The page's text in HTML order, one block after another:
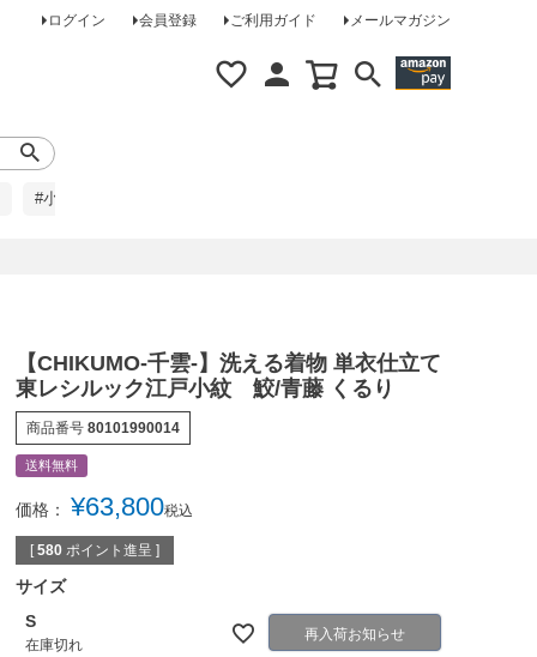
ログイン 会員登録 ご利用ガイド メールマガジン
#小柄な方に
【CHIKUMO-千雲-】洗える着物 単衣仕立て
東レシルック江戸小紋 鮫/青藤 くるり
商品番号 80101990014
送料無料
価格： ¥63,800税込
[ 580 ポイント進呈 ]
サイズ
S
在庫切れ
再入荷お知らせ